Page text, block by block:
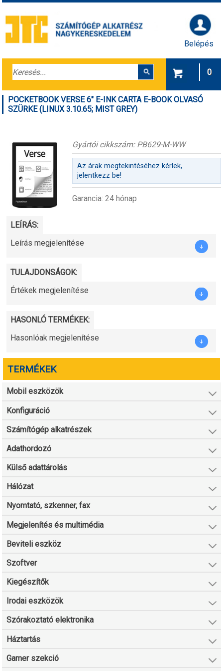
Belépés
0
POCKETBOOK VERSE 6" E-INK CARTA E-BOOK OLVASÓ
SZÜRKE (LINUX 3.10.65; MIST GREY)
Gyártói cikkszám: PB629-M-WW
Az árak megtekintéséhez kérlek,
jelentkezz be!
Garancia: 24 hónap
LEÍRÁS:
Leírás megjelenítése
TULAJDONSÁGOK:
Értékek megjelenítése
HASONLÓ TERMÉKEK:
Hasonlóak megjelenítése
TERMÉKEK
Mobil eszközök
Konfiguráció
Számítógép alkatrészek
Adathordozó
Külső adattárolás
Hálózat
Nyomtató, szkenner, fax
Megjelenítés és multimédia
Beviteli eszköz
Szoftver
Kiegészítők
Irodai eszközök
Szórakoztató elektronika
Háztartás
Gamer szekció